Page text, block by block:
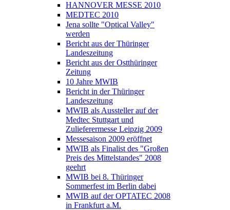
HANNOVER MESSE 2010
MEDTEC 2010
Jena sollte "Optical Valley"
werden
Bericht aus der Thüringer
Landeszeitung
Bericht aus der Ostthüringer
Zeitung
10 Jahre MWIB
Bericht in der Thüringer
Landeszeitung
MWIB als Aussteller auf der
Medtec Stuttgart und
Zulieferermesse Leipzig 2009
Messesaison 2009 eröffnet
MWIB als Finalist des "Großen
Preis des Mittelstandes" 2008
geehrt
MWIB bei 8. Thüringer
Sommerfest im Berlin dabei
MWIB auf der OPTATEC 2008
in Frankfurt a.M.